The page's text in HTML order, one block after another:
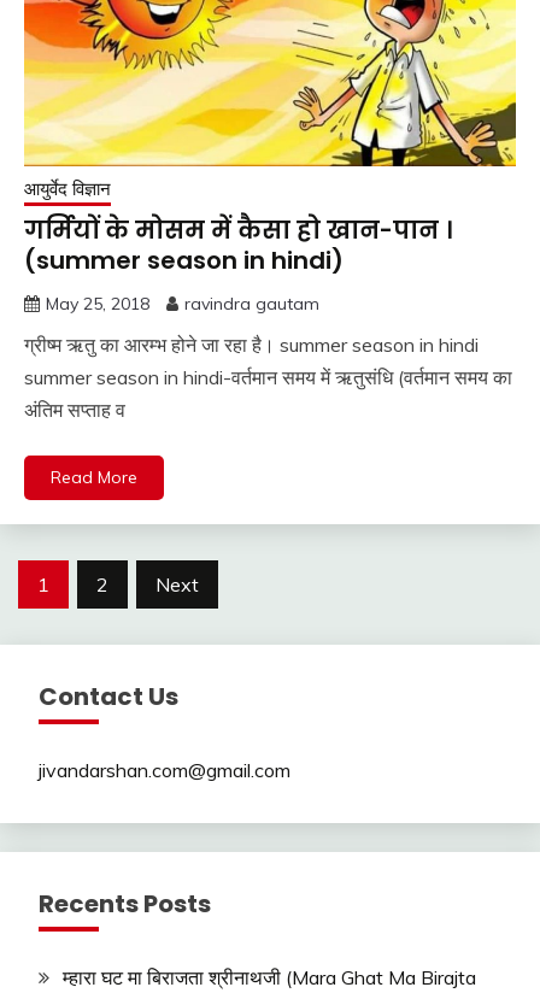
आयुर्वेद विज्ञान
गर्मियों के मोसम में कैसा हो खान-पान ।
(summer season in hindi)
May 25, 2018 ravindra gautam
ग्रीष्म ऋतु का आरम्भ होने जा रहा है। summer season in hindi
summer season in hindi-वर्तमान समय में ऋतुसंधि (वर्तमान समय का
अंतिम सप्ताह व
Read More
Posts
1 2 Next
Contact Us
jivandarshan.com@gmail.com
Recents Posts
म्हारा घट मा बिराजता श्रीनाथजी (Mara Ghat Ma Birajta